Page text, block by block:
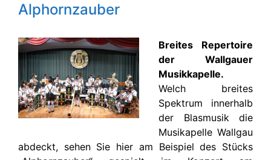
Alphornzauber
Breites Repertoire
der Wallgauer
Musikkapelle.
Welch breites
Spektrum innerhalb
der Blasmusik die
Musikapelle Wallgau
abdeckt, sehen Sie hier am Beispiel des Stücks